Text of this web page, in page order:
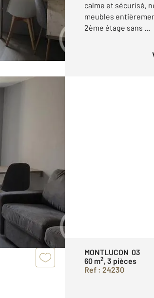
calme et sécurisé,
meubles
2ème étage sans ...
MONTLUCON 03
60 m2, 3 pièces
Ref : 24230